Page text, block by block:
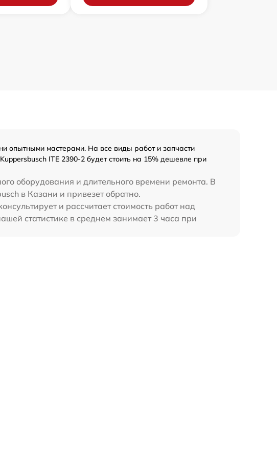
опытными мастерами. На все виды работ и запчасти
ITE 2390-2 будет стоить на 15% дешевле при
оборудования и длительного времени ремонта. В
в Казани и привезет обратно.
и рассчитает стоимость работ над
статистике в среднем занимает 3 часа при